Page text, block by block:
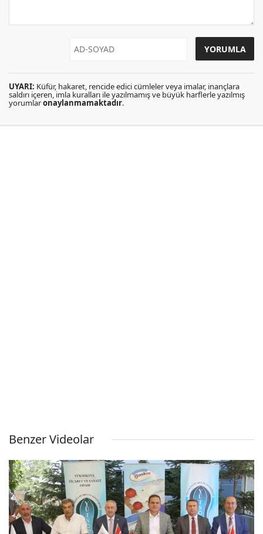
UYARI: Küfür, hakaret, rencide edici cümleler veya imalar, inançlara
saldırı içeren, imla kuralları ile yazılmamış ve büyük harflerle yazılmış
yorumlaronaylanmamaktadır.
Benzer Videolar